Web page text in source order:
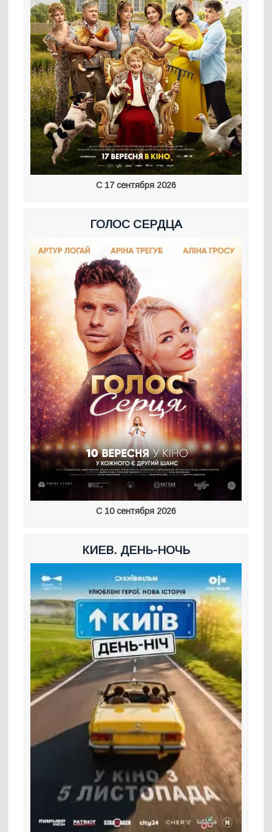
С 17 сентября 2026
ГОЛОС СЕРДЦА
С 10 сентября 2026
КИЕВ. ДЕНЬ-НОЧЬ